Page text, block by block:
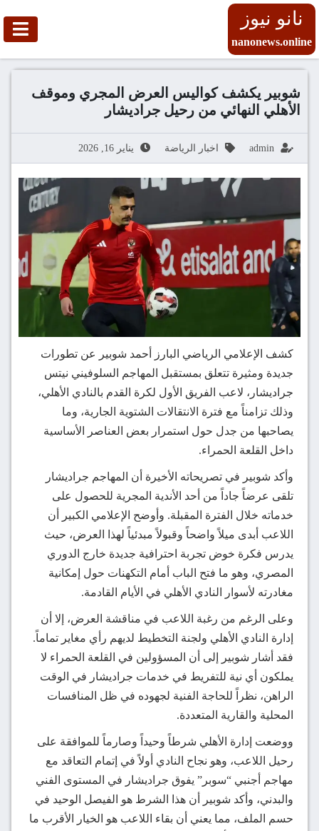
نانو نيوز
nanonews.online
شوبير يكشف كواليس العرض المجري وموقف
الأهلي النهائي من رحيل جراديشار
admin اخبار الرياضة يناير 16, 2026
كشف الإعلامي الرياضي البارز أحمد شوبير عن تطورات
جديدة ومثيرة تتعلق بمستقبل المهاجم السلوفيني نيتس
جراديشار، لاعب الفريق الأول لكرة القدم بالنادي الأهلي،
وذلك تزامناً مع فترة الانتقالات الشتوية الجارية، وما
يصاحبها من جدل حول استمرار بعض العناصر الأساسية
داخل القلعة الحمراء.
وأكد شوبير في تصريحاته الأخيرة أن المهاجم جراديشار
تلقى عرضاً جاداً من أحد الأندية المجرية للحصول على
خدماته خلال الفترة المقبلة. وأوضح الإعلامي الكبير أن
اللاعب أبدى ميلاً واضحاً وقبولاً مبدئياً لهذا العرض، حيث
يدرس فكرة خوض تجربة احترافية جديدة خارج الدوري
المصري، وهو ما فتح الباب أمام التكهنات حول إمكانية
مغادرته لأسوار النادي الأهلي في الأيام القادمة.
وعلى الرغم من رغبة اللاعب في مناقشة العرض، إلا أن
إدارة النادي الأهلي ولجنة التخطيط لديهم رأي مغاير تماماً.
فقد أشار شوبير إلى أن المسؤولين في القلعة الحمراء لا
يملكون أي نية للتفريط في خدمات جراديشار في الوقت
الراهن، نظراً للحاجة الفنية لجهوده في ظل المنافسات
المحلية والقارية المتعددة.
ووضعت إدارة الأهلي شرطاً وحيداً وصارماً للموافقة على
رحيل اللاعب، وهو نجاح النادي أولاً في إتمام التعاقد مع
مهاجم أجنبي “سوبر” يفوق جراديشار في المستوى الفني
والبدني، وأكد شوبير أن هذا الشرط هو الفيصل الوحيد في
حسم الملف، مما يعني أن بقاء اللاعب هو الخيار الأقرب ما